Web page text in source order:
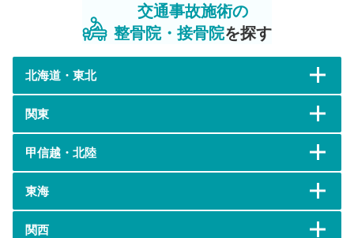
交通事故施術の
整骨院・接骨院を探す
北海道・東北
関東
甲信越・北陸
東海
関西